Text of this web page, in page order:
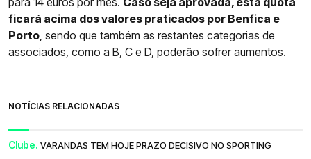
ficará acima dos valores praticados por Benfica e
Porto , sendo que também as restantes categorias de
associados, como a B, C e D, poderão sofrer aumentos.
NOTÍCIAS RELACIONADAS
Clube. VARANDAS TEM HOJE PRAZO DECISIVO NO SPORTING